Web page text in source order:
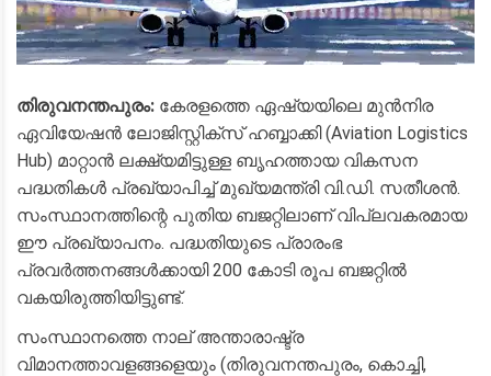
തിരുവനന്തപുരം: കേരളത്തെ ഏഷ്യയിലെ മുൻനിര
ഏവിയേഷൻ ലോജിസ്റ്റിക്സ് ഹബ്ബാക്കി (Aviation Logistics
Hub) മാറ്റാൻ ലക്ഷ്യമിട്ടുള്ള ബൃഹത്തായ വികസന
പദ്ധതികൾ പ്രഖ്യാപിച്ച് മുഖ്യമന്ത്രി വി.ഡി. സതീശൻ.
സംസ്ഥാനത്തിന്റെ പുതിയ ബജറ്റിലാണ് വിപ്ലവകരമായ
ഈ പ്രഖ്യാപനം. പദ്ധതിയുടെ പ്രാരംഭ
പ്രവർത്തനങ്ങൾക്കായി 200 കോടി രൂപ ബജറ്റിൽ
വകയിരുത്തിയിട്ടുണ്ട്.
​സംസ്ഥാനത്തെ നാല് അന്താരാഷ്ട്ര
വിമാനത്താവളങ്ങളെയും (തിരുവനന്തപുരം, കൊച്ചി,